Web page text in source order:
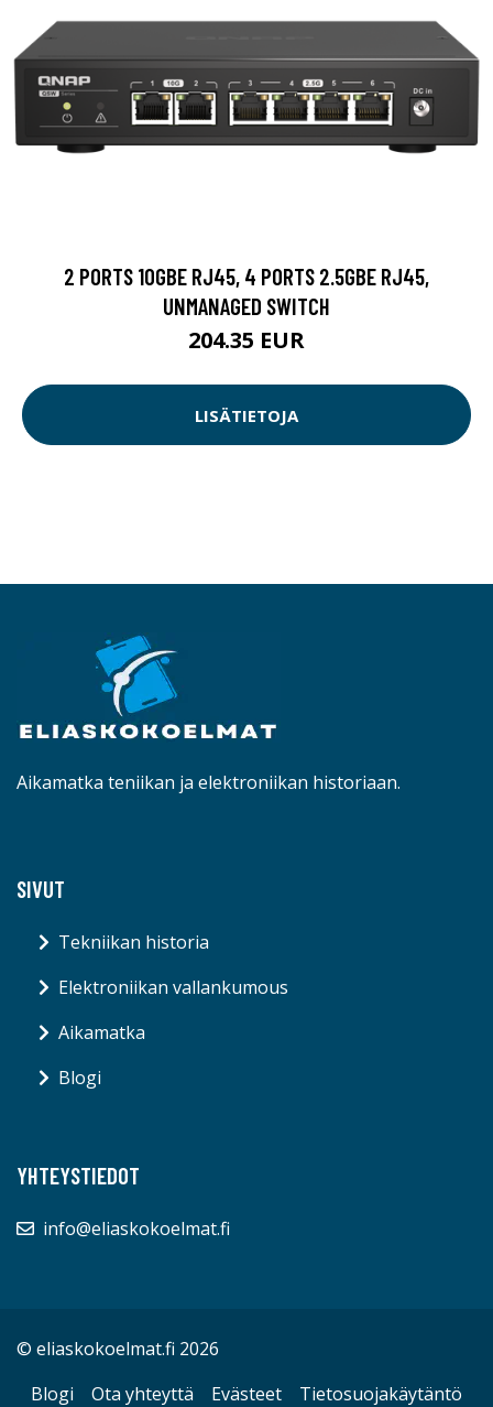
2 PORTS 10GBE RJ45, 4 PORTS 2.5GBE RJ45,
UNMANAGED SWITCH
204.35 EUR
LISÄTIETOJA
Aikamatka teniikan ja elektroniikan historiaan.
SIVUT
Tekniikan historia
Elektroniikan vallankumous
Aikamatka
Blogi
YHTEYSTIEDOT
info@eliaskokoelmat.fi
© eliaskokoelmat.fi 2026
Blogi
Ota yhteyttä Evästeet Tietosuojakäytäntö